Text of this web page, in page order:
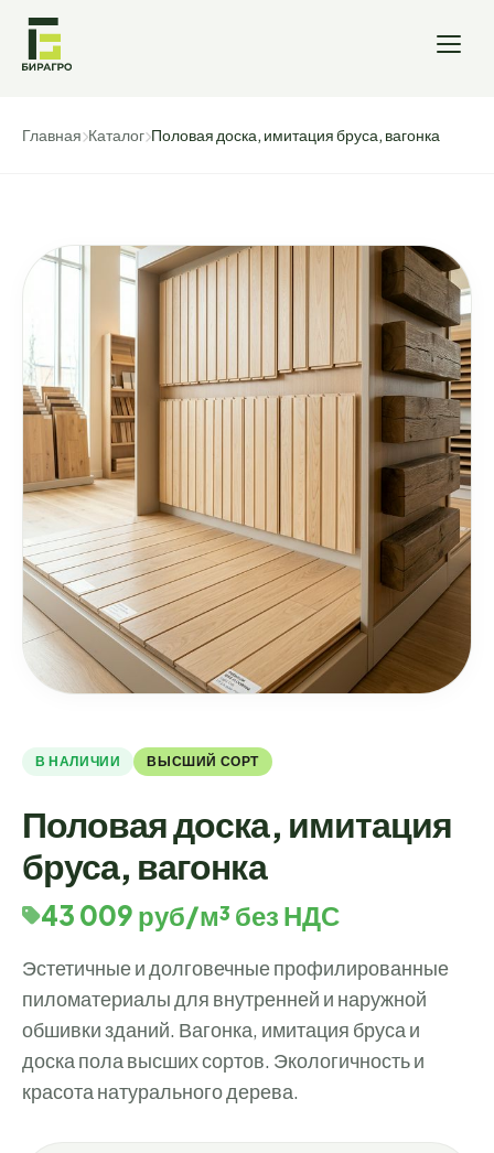
Главная Каталог Половая доска, имитация бруса, вагонка
В НАЛИЧИИ ВЫСШИЙ СОРТ
Половая доска, имитация
бруса, вагонка
43 009 руб/м³ без НДС
Эстетичные и долговечные профилированные
пиломатериалы для внутренней и наружной
обшивки зданий. Вагонка, имитация бруса и
доска пола высших сортов. Экологичность и
красота натурального дерева.